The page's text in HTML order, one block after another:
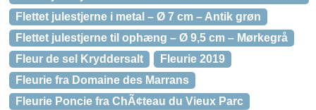
Flettet julestjerne i metal – Ø 7 cm – Antik grøn
Flettet julestjerne til ophæng – Ø 9,5 cm – Mørkegrå
Fleur de sel Kryddersalt
Fleurie 2019
Fleurie fra Domaine des Marrans
Fleurie Poncie fra ChÃ¢teau du Vieux Parc